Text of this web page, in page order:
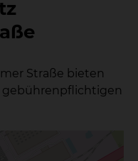
Straße bieten
gebührenpflichtigen